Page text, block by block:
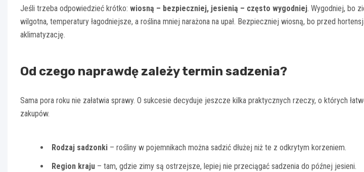
Jeśli trzeba odpowiedzieć krótko: wiosną – bezpieczniej, jesienią – często wygodniej. Wygodniej, bo
wilgotna, temperatury łagodniejsze, a roślina mniej narażona na upał. Bezpieczniej wiosną, bo przed
aklimatyzację.
Od czego naprawdę zależy termin sadzenia?
Sama pora roku nie załatwia sprawy. O sukcesie decyduje jeszcze kilka praktycznych rzeczy, o których
zakupów.
Rodzaj sadzonki – rośliny w pojemnikach można sadzić dłużej niż te z odkrytym korzeniem.
Region kraju – tam, gdzie zimy są ostrzejsze, lepiej nie przeciągać sadzenia do późnej jesieni.